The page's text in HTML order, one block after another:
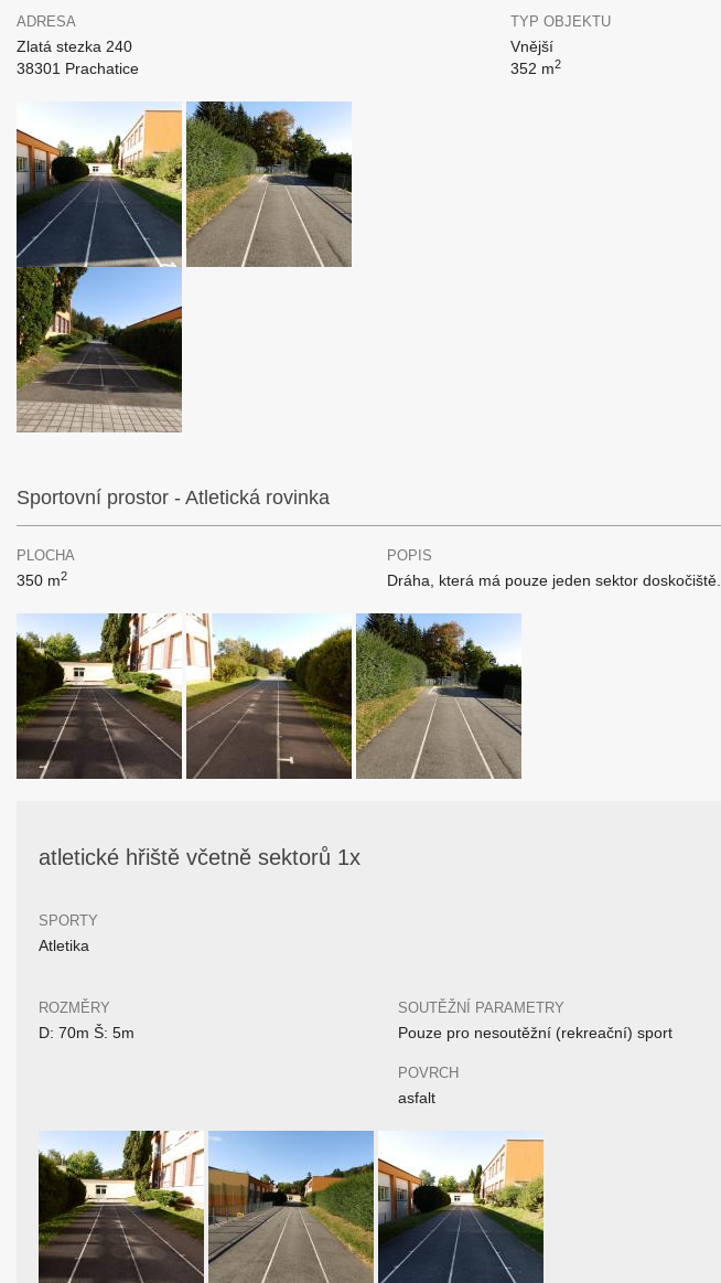
ADRESA
Zlatá stezka 240
38301 Prachatice
TYP OBJEKTU
Vnější
352 m2
Sportovní prostor - Atletická rovinka
PLOCHA
350 m2
POPIS
Dráha, která má pouze jeden sektor
atletické hřiště včetně sektorů 1x
SPORTY
Atletika
ROZMĚRY
D: 70m Š: 5m
SOUTĚŽNÍ PARAMETRY
Pouze pro nesoutěžní (rekreační) sport
POVRCH
asfalt